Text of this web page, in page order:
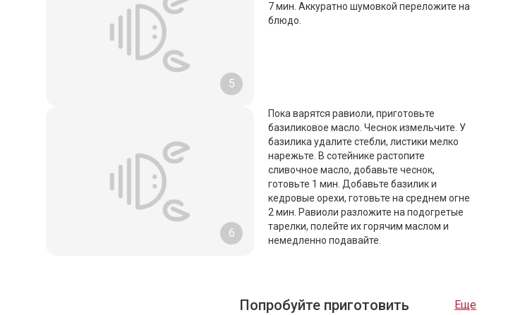
5
7 мин. Аккуратно шумовкой переложите на
блюдо.
6
Пока варятся равиоли, приготовьте
базиликовое масло. Чеснок измельчите. У
базилика удалите стебли, листики мелко
нарежьте. В сотейнике растопите
сливочное масло, добавьте чеснок,
готовьте 1 мин. Добавьте базилик и
кедровые орехи, готовьте на среднем огне
2 мин. Равиоли разложите на подогретые
тарелки, полейте их горячим маслом и
немедленно подавайте.
Попробуйте приготовить Еще